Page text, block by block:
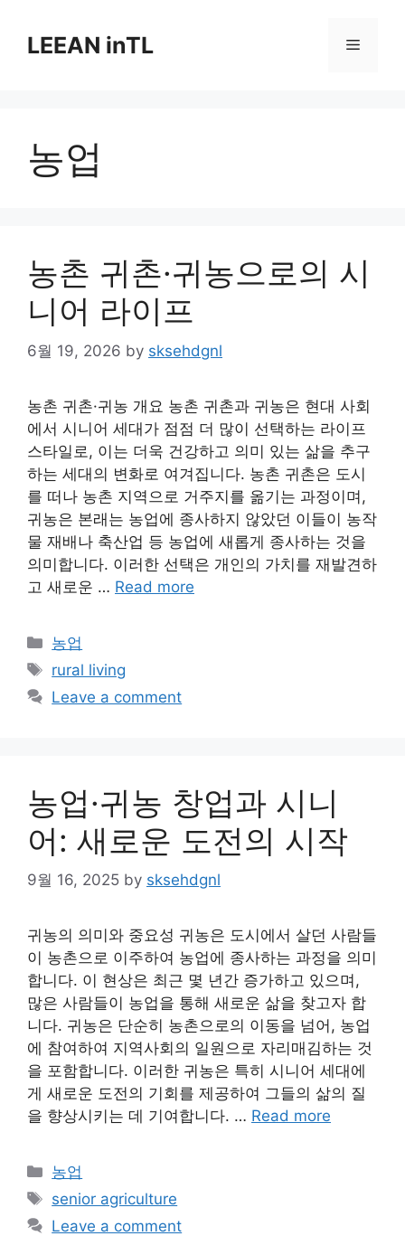
contentLEEAN inTL Menu
농업
농촌 귀촌·귀농으로의 시
니어 라이프
6월 19, 2026 by sksehdgnl
농촌 귀촌·귀농 개요 농촌 귀촌과 귀농은 현대 사회
에서 시니어 세대가 점점 더 많이 선택하는 라이프
스타일로, 이는 더욱 건강하고 의미 있는 삶을 추구
하는 세대의 변화로 여겨집니다. 농촌 귀촌은 도시
를 떠나 농촌 지역으로 거주지를 옮기는 과정이며,
귀농은 본래는 농업에 종사하지 않았던 이들이 농작
물 재배나 축산업 등 농업에 새롭게 종사하는 것을
의미합니다. 이러한 선택은 개인의 가치를 재발견하
고 새로운 … Read more
Categories
농업
Tags
rural living
Leave a comment
농업·귀농 창업과 시니
어: 새로운 도전의 시작
9월 16, 2025 by sksehdgnl
귀농의 의미와 중요성 귀농은 도시에서 살던 사람들
이 농촌으로 이주하여 농업에 종사하는 과정을 의미
합니다. 이 현상은 최근 몇 년간 증가하고 있으며,
많은 사람들이 농업을 통해 새로운 삶을 찾고자 합
니다. 귀농은 단순히 농촌으로의 이동을 넘어, 농업
에 참여하여 지역사회의 일원으로 자리매김하는 것
을 포함합니다. 이러한 귀농은 특히 시니어 세대에
게 새로운 도전의 기회를 제공하여 그들의 삶의 질
을 향상시키는 데 기여합니다. … Read more
Categories
농업
Tags
senior agriculture
Leave a comment